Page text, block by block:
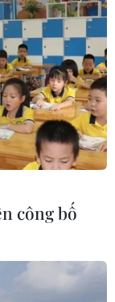
công bố